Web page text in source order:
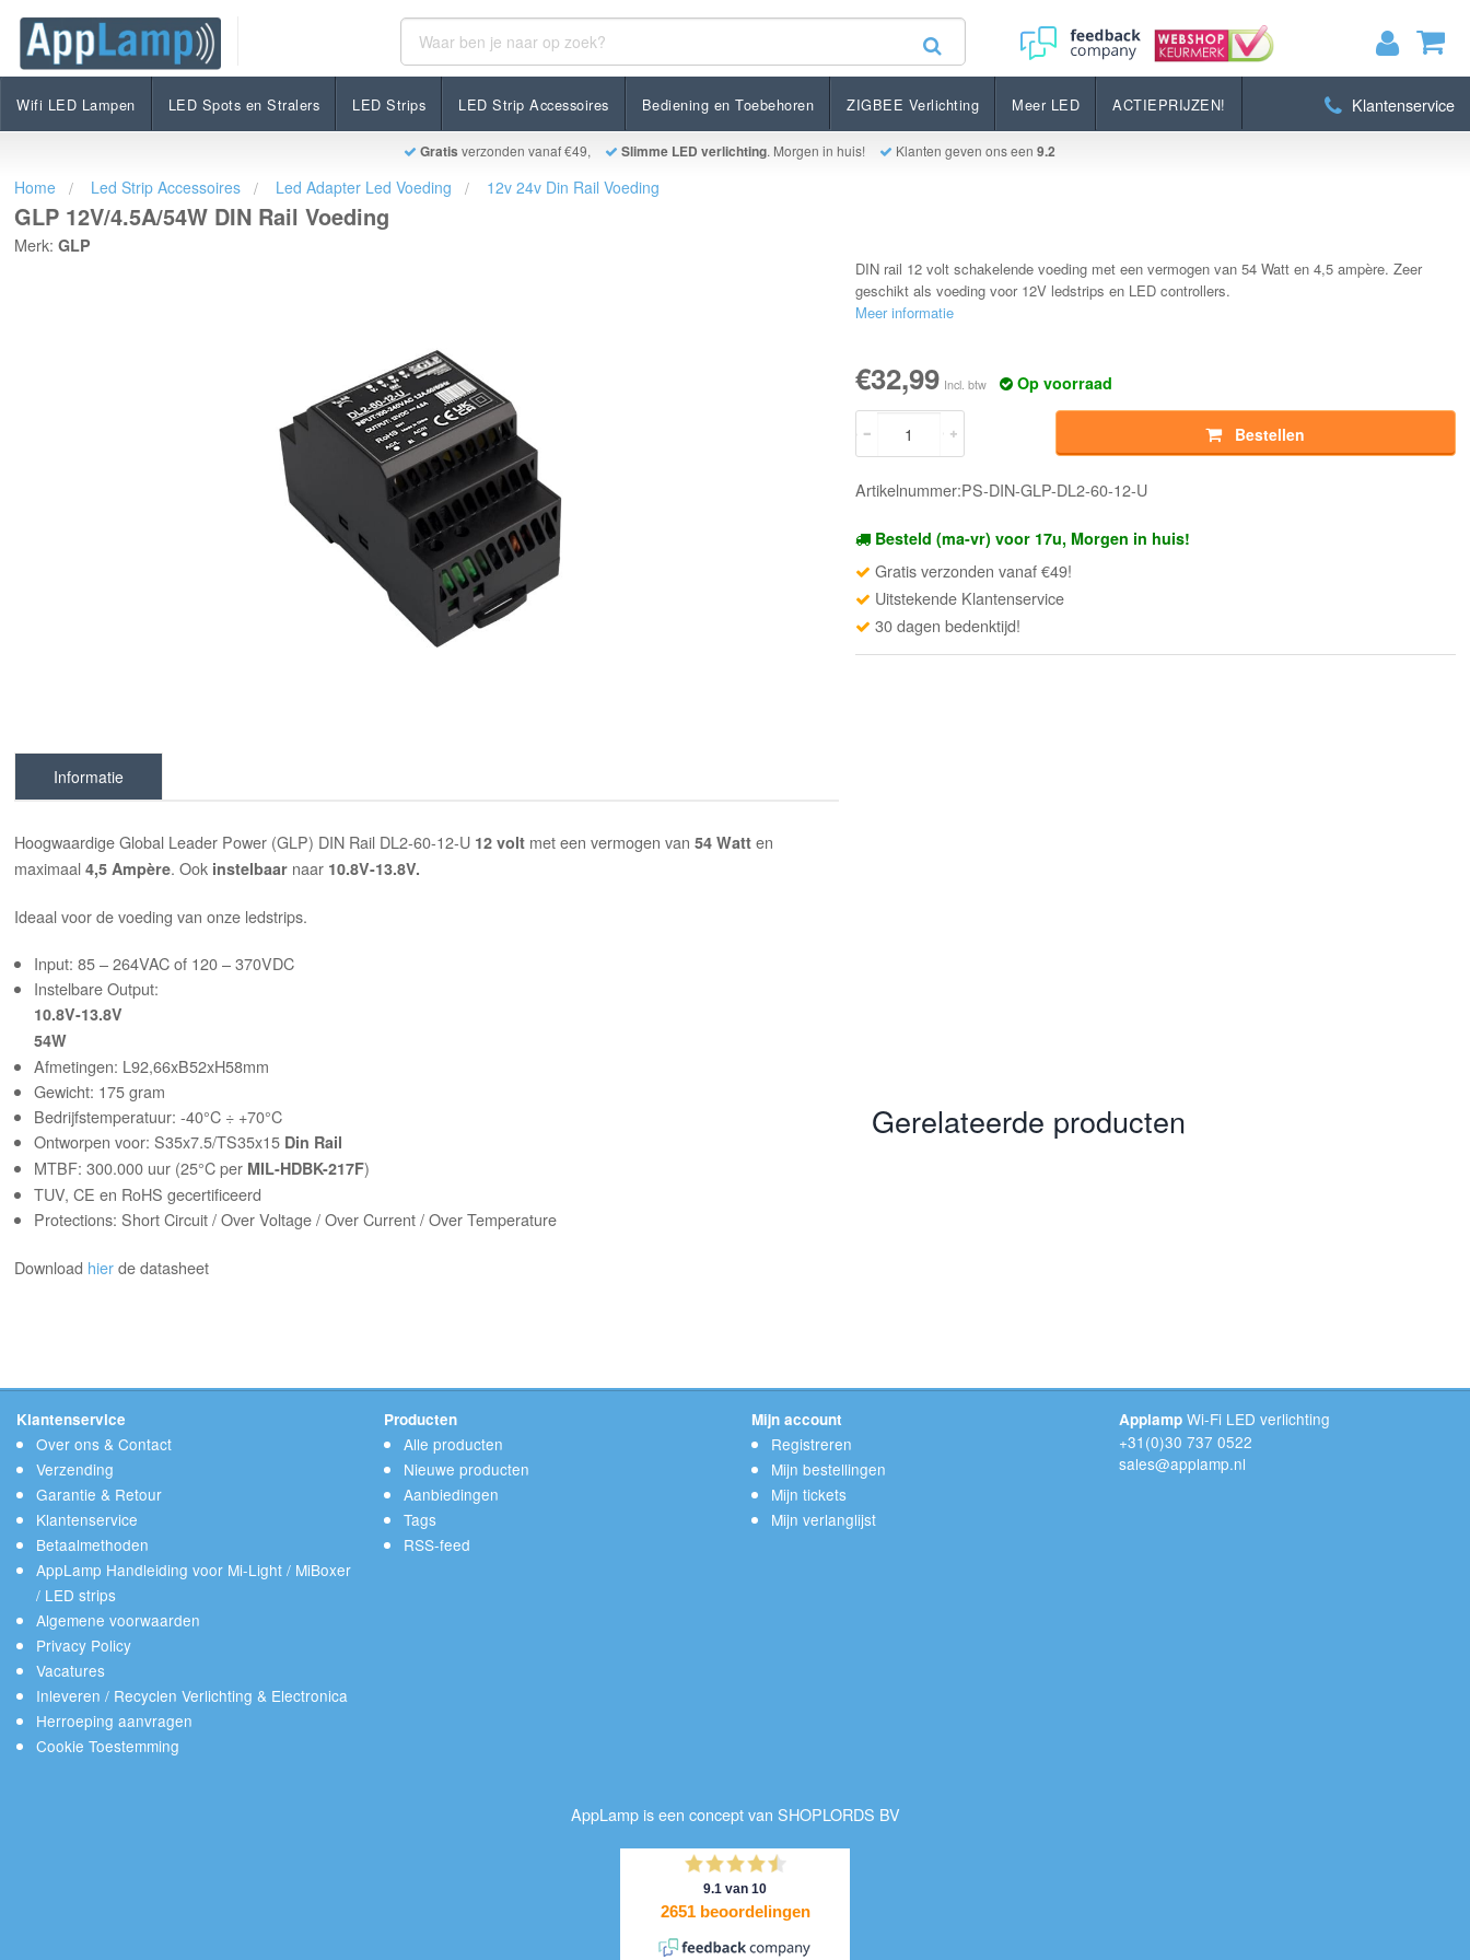
MIJN WINKELWAGEN
Wifi LED Lampen LED Spots en Stralers LED Strips LED Strip Accessoires Bediening en Toebehoren ZIGBEE Verlichting Meer LED ACTIEPRIJZEN! Klantenservice
Gratis verzonden vanaf €49, Slimme LED verlichting. Morgen in huis! Klanten geven ons een 9.2
GLP 12V/4.5A/54W DIN Rail Voeding
€32,99 Op voorraad
Bestellen
Home Led Strip Accessoires Led Adapter Led Voeding 12v 24v Din Rail Voeding
GLP 12V/4.5A/54W DIN Rail Voeding
Merk:GLP
DIN rail 12 volt schakelende voeding met een vermogen van 54 Watt en 4,5 ampère. Zeer
geschikt als voeding voor 12V ledstrips en LED controllers.
Meer informatie
€32,99 Incl. btw Op voorraad
Bestellen
Artikelnummer:PS-DIN-GLP-DL2-60-12-U
Besteld (ma-vr) voor 17u, Morgen in huis!
Gratis verzonden vanaf €49!
Uitstekende Klantenservice
30 dagen bedenktijd!
Informatie
Hoogwaardige Global Leader Power (GLP) DIN Rail DL2-60-12-U 12 volt met een vermogen van 54 Watt en
maximaal 4,5 Ampère. Ook instelbaar naar 10.8V-13.8V.
Ideaal voor de voeding van onze ledstrips.
Input: 85 – 264VAC of 120 – 370VDC
Instelbare Output:
10.8V-13.8V
54W
Afmetingen: L92,66xB52xH58mm
Gewicht: 175 gram
Bedrijfstemperatuur: -40°C ÷ +70°C
Ontworpen voor: S35x7.5/TS35x15 Din Rail
MTBF: 300.000 uur (25°C per MIL-HDBK-217F)
TUV, CE en RoHS gecertificeerd
Protections: Short Circuit / Over Voltage / Over Current / Over Temperature
Download hierde datasheet
Gerelateerde producten
Klantenservice
Over ons & Contact
Verzending
Garantie & Retour
Klantenservice
Betaalmethoden
AppLamp Handleiding voor Mi-Light / MiBoxer
/ LED strips
Algemene voorwaarden
Privacy Policy
Vacatures
Inleveren / Recyclen Verlichting & Electronica
Herroeping aanvragen
Cookie Toestemming
Producten
Alle producten
Nieuwe producten
Aanbiedingen
Tags
RSS-feed
Mijn account
Registreren
Mijn bestellingen
Mijn tickets
Mijn verlanglijst
Applamp Wi-Fi LED verlichting
+31(0)30 737 0522
sales@applamp.nl
AppLamp is een concept van SHOPLORDS BV